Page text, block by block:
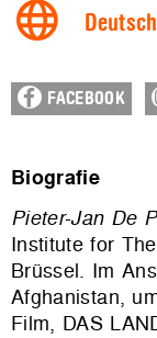
FACEBOOK
Biografie
Pieter-Jan De
Institute for
Brüssel. Im
Afghanistan,
Film, DAS